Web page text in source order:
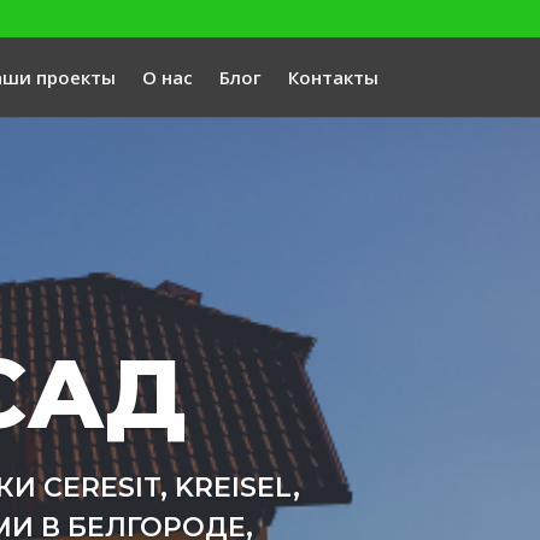
проекты О нас Блог Контакты
KREISEL,
В БЕЛГОРОДЕ,